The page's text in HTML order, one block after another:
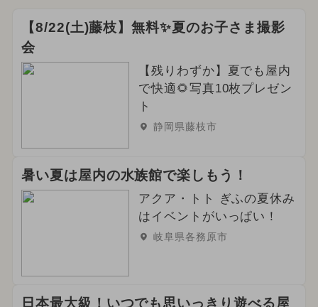
【8/22(土)藤枝】無料✨夏のお子さま撮影
会
【残りわずか】夏でも屋内
で快適🌻写真10枚プレゼン
ト
静岡県藤枝市
暑い夏は屋内の水族館で楽しもう！
アクア・トト ぎふの夏休み
はイベントがいっぱい！
岐阜県各務原市
日本最大級！いつでも思いっきり遊べる屋